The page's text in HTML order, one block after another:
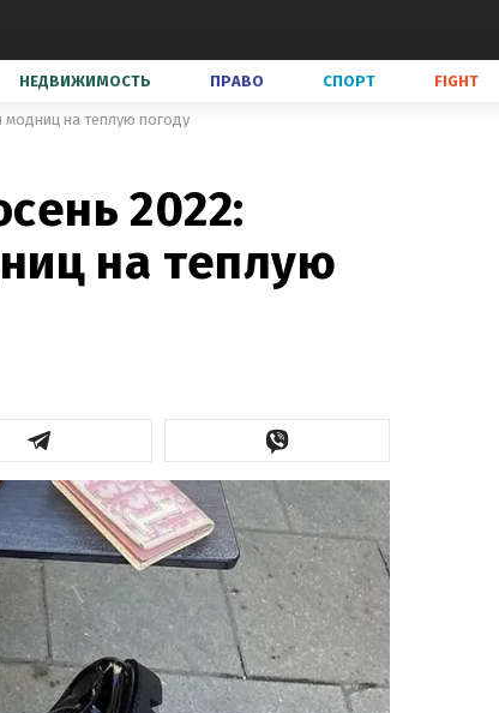
НЕДВИЖИМОСТЬ ПРАВО СПОРТ FIGHT
на теплую погоду
2022:
на теплую